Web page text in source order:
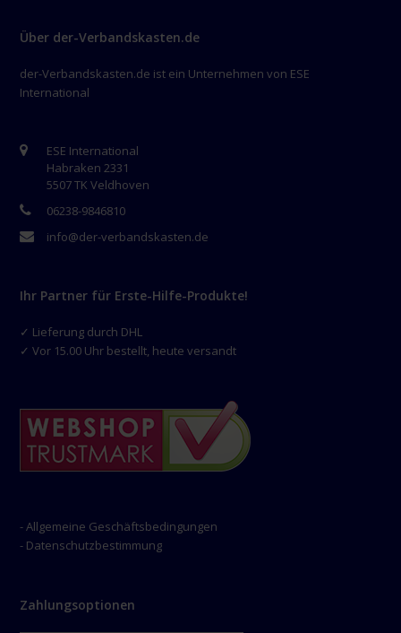
Über der-Verbandskasten.de
der-Verbandskasten.de ist ein Unternehmen von ESE
International
ESE International
Habraken 2331
5507 TK Veldhoven
06238-9846810
info@der-verbandskasten.de
Ihr Partner für Erste-Hilfe-Produkte!
✓ Lieferung durch DHL
✓ Vor 15.00 Uhr bestellt, heute versandt
- Allgemeine Geschäftsbedingungen
- Datenschutzbestimmung
Zahlungsoptionen